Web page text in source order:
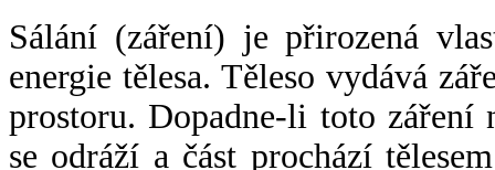
Sálání (záření) je přirozená
energie tělesa. Těleso vydává
prostoru. Dopadne-li toto záření
se odráží a část prochází